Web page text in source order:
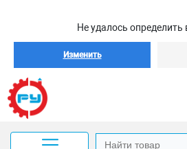
Не удалось определить
Изменить